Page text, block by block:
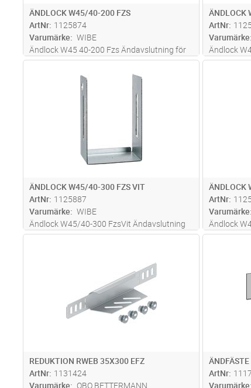
ÄNDLOCK W45/40-200 FZS
ArtNr 1125874
Varumärke
WIBE
Ändlock W45 40-200 Fzs Ändavslutning för
40-kantsrännor och armaturskenor,
insticksmontage
ÄNDLOCK
ArtNr
Varumärke
Ändlock
40-
ST Lägg i kundvagn
ÄNDLOCK W45/40-300 FZS VIT
ArtNr 1125887
Varumärke
WIBE
Ändlock W45/40-300 FzsVit Ändavslutning
för 40-kantsrännor och armaturskenor,
ÄNDLOCK
ArtNr
Varumärke
Ändlock
för 40-
REDUKTION RWEB 35X300 EFZ
ArtNr 1131424
Varumärke
OBO BETTERMANN
ArtNr
Varumärke